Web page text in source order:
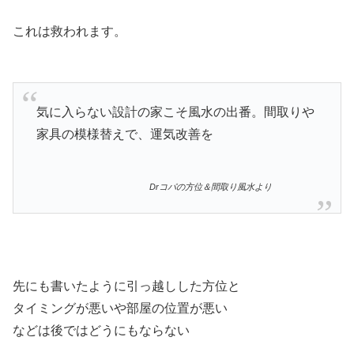
これは救われます。
気に入らない設計の家こそ風水の出番。間取りや
家具の模様替えで、運気改善を
Drコパの方位＆間取り風水より
先にも書いたように引っ越しした方位と
タイミングが悪いや部屋の位置が悪い
などは後ではどうにもならない